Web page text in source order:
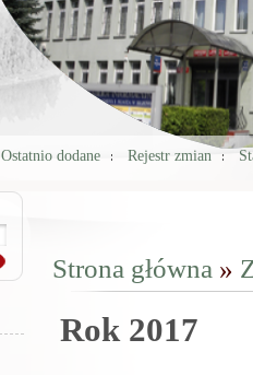
Ostatnio dodane Rejestr zmian
Jesteś tutaj
Strona główna »
Rok 2017